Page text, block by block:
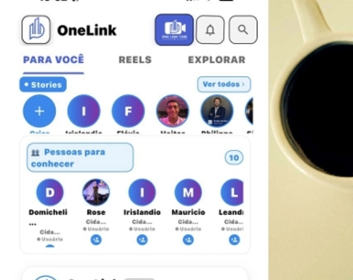
Cruzeiro